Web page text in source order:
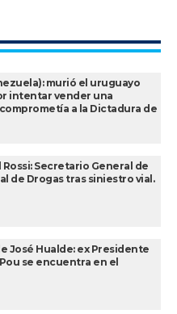
murió el uruguayo
intentar vender una
a la Dictadura de
Secretario General de
de Drogas tras siniestro vial.
José Hualde: ex Presidente
se encuentra en el